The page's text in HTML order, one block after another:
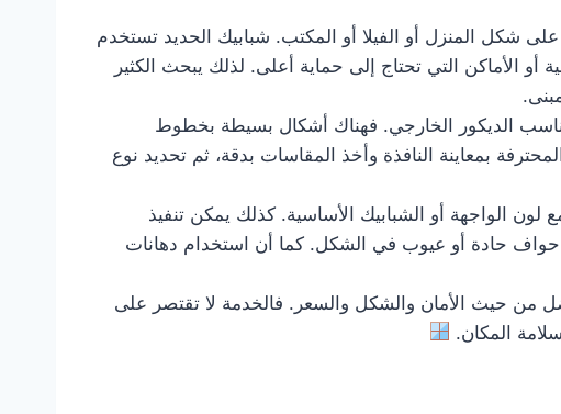
شكل المنزل أو الفيلا أو المكتب. شبابيك الحديد تستخدم
الأماكن التي تحتاج إلى حماية أعلى. لذلك يبحث الكثير
الديكور الخارجي. فهناك أشكال بسيطة بخطوط
بمعاينة النافذة وأخذ المقاسات بدقة، ثم تحديد نوع
لون الواجهة أو الشبابيك الأساسية. كذلك يمكن تنفيذ
حواف حادة أو عيوب في الشكل. كما أن استخدام دهانات
من حيث الأمان والشكل والسعر. فالخدمة لا تقتصر على
المكان.